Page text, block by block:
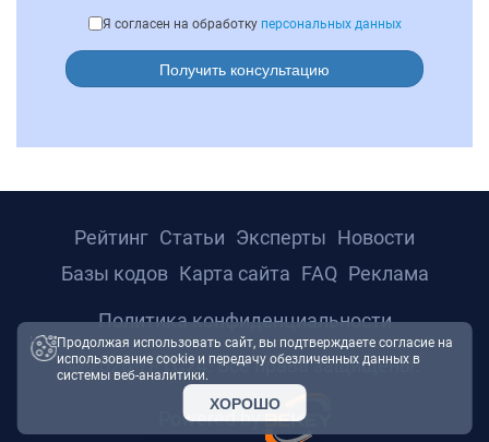
Я согласен на обработку персональных данных
Получить консультацию
© 2026 ТРТС24. Все права защищены.
Powered by
Рейтинг Статьи Эксперты Новости
Базы кодов Карта сайта FAQ Реклама
Политика конфиденциальности
Продолжая использовать сайт, вы подтверждаете согласие на
использование cookie и передачу обезличенных данных в
системы веб-аналитики.
ХОРОШО